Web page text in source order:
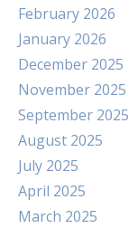
February 2026
January 2026
December 2025
November 2025
September 2025
August 2025
July 2025
April 2025
March 2025